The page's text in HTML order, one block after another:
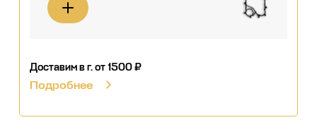
Доставим в г.от 1500 ₽
Подробнее